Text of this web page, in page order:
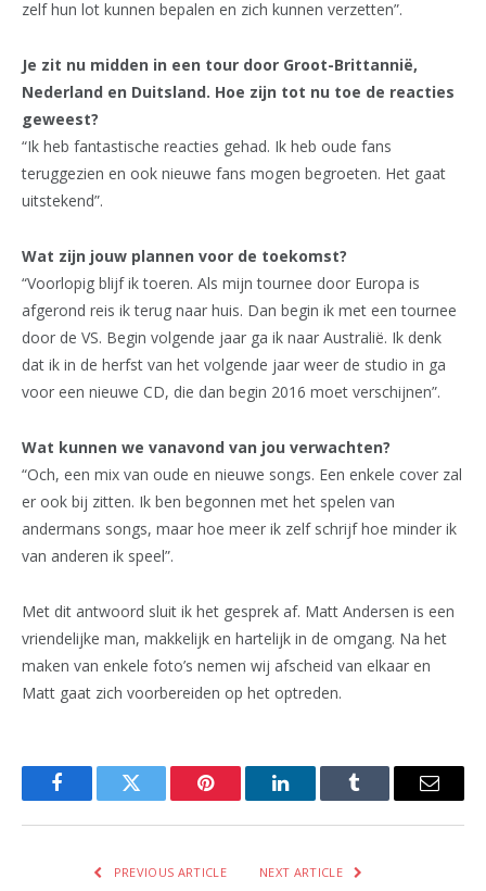
zelf hun lot kunnen bepalen en zich kunnen verzetten”.
Je zit nu midden in een tour door Groot-Brittannië,
Nederland en Duitsland. Hoe zijn tot nu toe de reacties
geweest?
“Ik heb fantastische reacties gehad. Ik heb oude fans
teruggezien en ook nieuwe fans mogen begroeten. Het gaat
uitstekend”.
Wat zijn jouw plannen voor de toekomst?
“Voorlopig blijf ik toeren. Als mijn tournee door Europa is
afgerond reis ik terug naar huis. Dan begin ik met een tournee
door de VS. Begin volgende jaar ga ik naar Australië. Ik denk
dat ik in de herfst van het volgende jaar weer de studio in ga
voor een nieuwe CD, die dan begin 2016 moet verschijnen”.
Wat kunnen we vanavond van jou verwachten?
“Och, een mix van oude en nieuwe songs. Een enkele cover zal
er ook bij zitten. Ik ben begonnen met het spelen van
andermans songs, maar hoe meer ik zelf schrijf hoe minder ik
van anderen ik speel”.
Met dit antwoord sluit ik het gesprek af. Matt Andersen is een
vriendelijke man, makkelijk en hartelijk in de omgang. Na het
maken van enkele foto’s nemen wij afscheid van elkaar en
Matt gaat zich voorbereiden op het optreden.
FacebookTwitter Pinterest LinkedInTumblr Email
PREVIOUS ARTICLE NEXT ARTICLE